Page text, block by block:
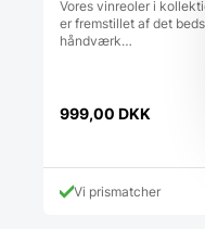
Vores vinreoler i
er fremstillet af det
håndværk…
999,00 DKK
Vi prismatcher